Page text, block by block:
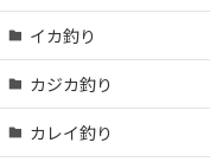
イカ釣り
カジカ釣り
カレイ釣り